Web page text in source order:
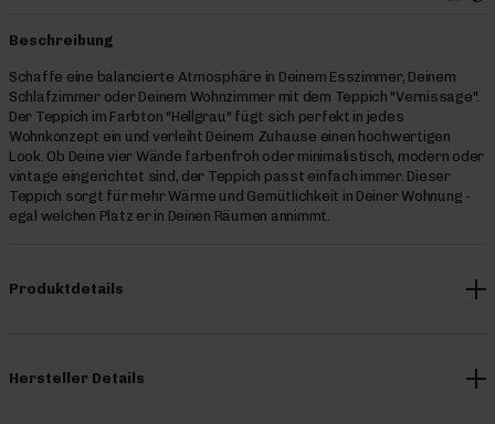
Beschreibung
Schaffe eine balancierte Atmosphäre in Deinem Esszimmer, Deinem
Schlafzimmer oder Deinem Wohnzimmer mit dem Teppich "Vernissage".
Der Teppich im Farbton "Hellgrau" fügt sich perfekt in jedes
Wohnkonzept ein und verleiht Deinem Zuhause einen hochwertigen
Look. Ob Deine vier Wände farbenfroh oder minimalistisch, modern oder
vintage eingerichtet sind, der Teppich passt einfach immer. Dieser
Teppich sorgt für mehr Wärme und Gemütlichkeit in Deiner Wohnung -
egal welchen Platz er in Deinen Räumen annimmt.
Produktdetails
Hersteller Details